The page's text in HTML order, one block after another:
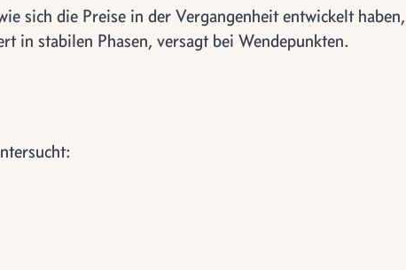
sich die Preise in der Vergangenheit entwickelt haben,
in stabilen Phasen, versagt bei Wendepunkten.